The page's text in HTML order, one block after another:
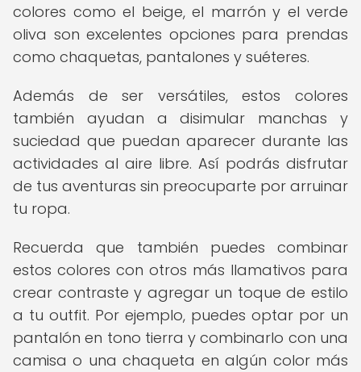
colores como el beige, el marrón y el verde
oliva son excelentes opciones para prendas
como chaquetas, pantalones y suéteres.
Además de ser versátiles, estos colores
también ayudan a disimular manchas y
suciedad que puedan aparecer durante las
actividades al aire libre. Así podrás disfrutar
de tus aventuras sin preocuparte por arruinar
tu ropa.
Recuerda que también puedes combinar
estos colores con otros más llamativos para
crear contraste y agregar un toque de estilo
a tu outfit. Por ejemplo, puedes optar por un
pantalón en tono tierra y combinarlo con una
camisa o una chaqueta en algún color más